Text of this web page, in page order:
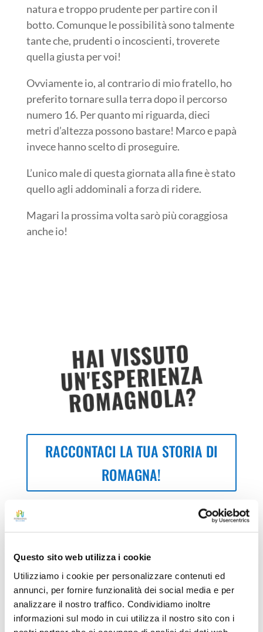
Questo sito web utilizza i cookie
Utilizziamo i cookie per personalizzare contenuti ed
annunci, per fornire funzionalità dei social media e per
analizzare il nostro traffico. Condividiamo inoltre
informazioni sul modo in cui utilizza il nostro sito con i
natura e troppo prudente per partire con il
botto. Comunque le possibilità sono talmente
tante che, prudenti o incoscienti, troverete
quella giusta per voi!
Ovviamente io, al contrario di mio fratello, ho
preferito tornare sulla terra dopo il percorso
numero 16. Per quanto mi riguarda, dieci
metri d’altezza possono bastare! Marco e papà
invece hanno scelto di proseguire.
L’unico male di questa giornata alla fine è stato
quello agli addominali a forza di ridere.
Magari la prossima volta sarò più coraggiosa
anche io!
HAI VISSUTO
UN'ESPERIENZA
ROMAGNOLA?
RACCONTACI LA TUA STORIA DI
ROMAGNA!
F
a
i
c
l
i
c
p
e
F
c
i
c
q
u
F
a
i
c
l
i
c
p
e